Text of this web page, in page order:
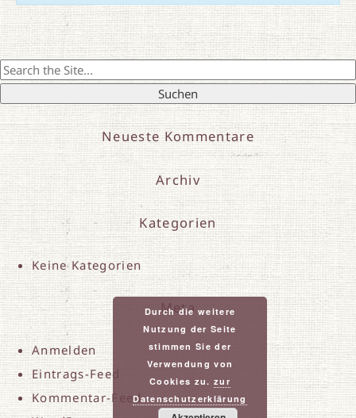
Search
Neueste Kommentare
Archiv
Kategorien
Keine Kategorien
Meta
Anmelden
Eintrags-Feed
Kommentar-Feed
Durch die weitere
Nutzung der Seite
stimmen Sie der
Verwendung von
Cookies zu. zur
Datenschutzerklärung